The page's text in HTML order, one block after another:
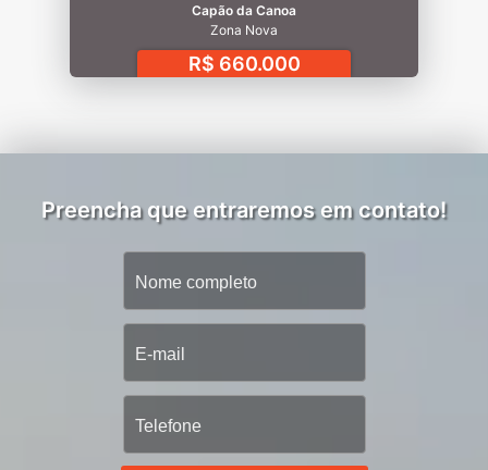
Capão da Canoa
Zona Nova
R$ 660.000
Preencha que entraremos em contato!